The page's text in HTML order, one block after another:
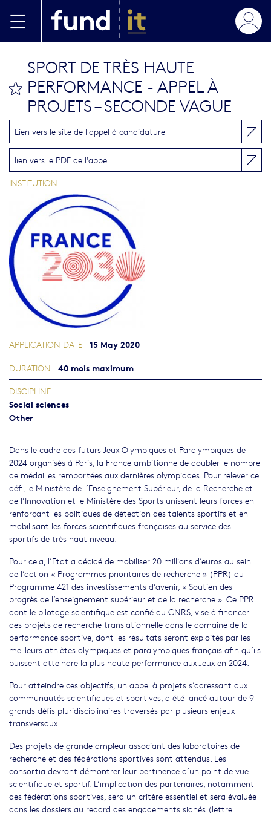
bookmark this
SPORT DE TRÈS HAUTE
PERFORMANCE - APPEL À
PROJETS – SECONDE VAGUE
Dans le cadre des futurs Jeux Olympiques et Paralympiques de
2024 organisés à Paris, la France ambitionne de doubler le nombre
de médailles remportées aux dernières olympiades. Pour relever ce
défi, le Ministère de l’Enseignement Supérieur, de la Recherche et
de l’Innovation et le Ministère des Sports unissent leurs forces en
renforçant les politiques de détection des talents sportifs et en
mobilisant les forces scientifiques françaises au service des
sportifs de très haut niveau.
Pour cela, l’Etat a décidé de mobiliser 20 millions d’euros au sein
de l’action « Programmes prioritaires de recherche » (PPR) du
Programme 421 des investissements d’avenir, « Soutien des
progrès de l’enseignement supérieur et de la recherche ». Ce PPR
dont le pilotage scientifique est confié au CNRS, vise à financer
des projets de recherche translationnelle dans le domaine de la
performance sportive, dont les résultats seront exploités par les
meilleurs athlètes olympiques et paralympiques français afin qu’ils
puissent atteindre la plus haute performance aux Jeux en 2024.
Pour atteindre ces objectifs, un appel à projets s’adressant aux
communautés scientifiques et sportives, a été lancé autour de 9
grands défis pluridisciplinaires traversés par plusieurs enjeux
transversaux.
Des projets de grande ampleur associant des laboratoires de
recherche et des fédérations sportives sont attendus. Les
consortia devront démontrer leur pertinence d’un point de vue
scientifique et sportif. L’implication des partenaires, notamment
des fédérations sportives, sera un critère essentiel et sera évaluée
dans les dossiers au regard des engagements signés (lettre
Lien vers le site de l'appel à candidature
lien vers le PDF de l'appel
INSTITUTION
APPLICATION DATE 15 May 2020
DURATION 40 mois maximum
DISCIPLINE
Social sciences
Other